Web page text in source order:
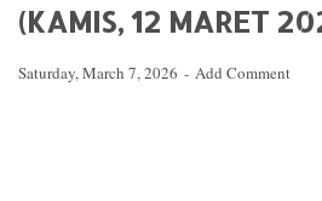
(KAMIS, 12 MARET
Saturday, March 7, 2026 Add Comment